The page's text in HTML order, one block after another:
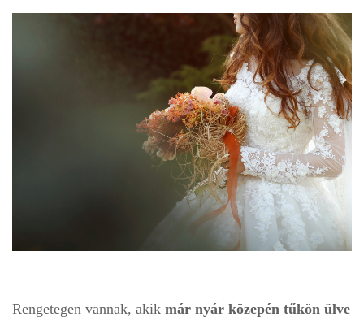
Rengetegen vannak, akik már nyár közepén tűkön ülve